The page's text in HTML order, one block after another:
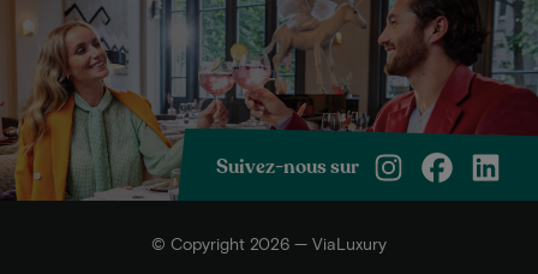
Suivez-nous sur
© Copyright 2026 — ViaLuxury